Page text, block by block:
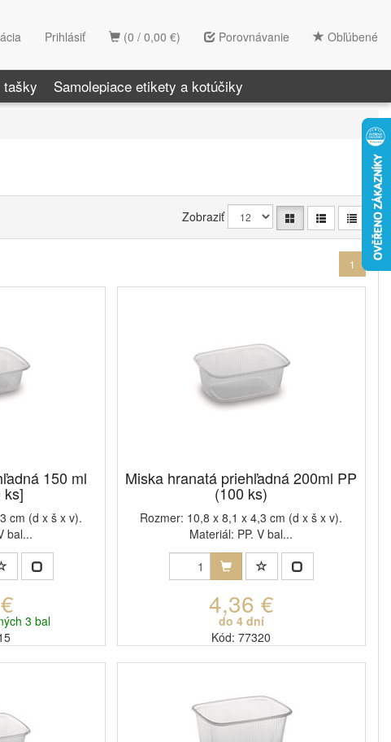
(0 / 0,00 €) Porovnávanie Obľúbené
Prihlásiť
tašky Samolepiace etikety a kotúčiky
Zobraziť
1
150 ml
ks]
cm (d x š x v).
bal...
3 bal
Miska hranatá priehľadná 200ml PP
(100 ks)
Rozmer: 10,8 x 8,1 x 4,3 cm (d x š x v).
Materiál: PP. V bal...
4,36 €
do 4 dní
Kód: 77320